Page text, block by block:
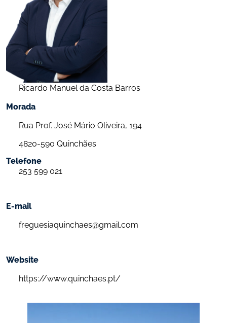
Ricardo Manuel da Costa Barros
Morada
Rua Prof. José Mário Oliveira, 194
4820-590 Quinchães
Telefone
253 599 021
E-mail
freguesiaquinchaes@gmail.com
https://www.quinchaes.pt/